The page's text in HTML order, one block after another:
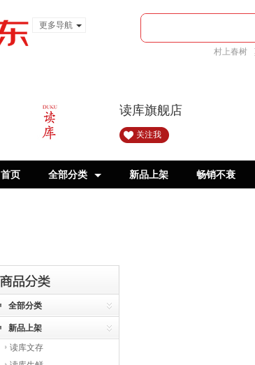
更多导航
村上春树
读库旗舰店
关注我
首页 全部分类 新品上架 畅销不衰
全部分类
新品上架
读库文存